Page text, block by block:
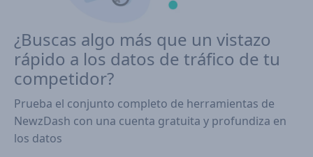
¿Buscas algo más que un vistazo
rápido a los datos de tráfico de tu
competidor?
Prueba el conjunto completo de herramientas de
NewzDash con una cuenta gratuita y profundiza en
los datos